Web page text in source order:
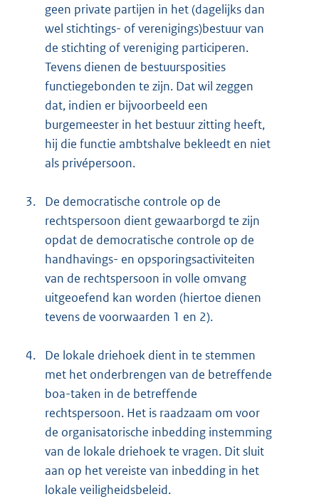
geen private partijen in het (dagelijks dan
wel stichtings- of verenigings)bestuur van
de stichting of vereniging participeren.
Tevens dienen de bestuursposities
functiegebonden te zijn. Dat wil zeggen
dat, indien er bijvoorbeeld een
burgemeester in het bestuur zitting heeft,
hij die functie ambtshalve bekleedt en niet
als privépersoon.
3.
De democratische controle op de
rechtspersoon dient gewaarborgd te zijn
opdat de democratische controle op de
handhavings- en opsporingsactiviteiten
van de rechtspersoon in volle omvang
uitgeoefend kan worden (hiertoe dienen
tevens de voorwaarden 1 en 2).
4.
De lokale driehoek dient in te stemmen
met het onderbrengen van de betreffende
boa-taken in de betreffende
rechtspersoon. Het is raadzaam om voor
de organisatorische inbedding instemming
van de lokale driehoek te vragen. Dit sluit
aan op het vereiste van inbedding in het
lokale veiligheidsbeleid.